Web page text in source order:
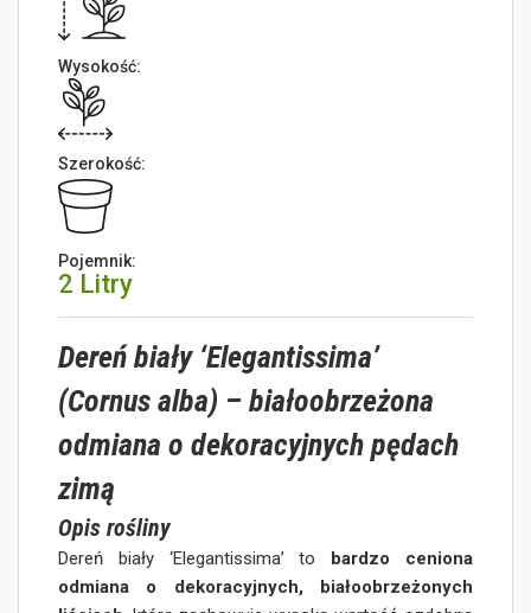
Wysokość:
Szerokość:
Pojemnik:
2 Litry
Dereń biały ‘Elegantissima’
(Cornus alba) – białoobrzeżona
odmiana o dekoracyjnych pędach
zimą
Opis rośliny
Dereń biały ‘Elegantissima’ to
bardzo ceniona
odmiana o dekoracyjnych, białoobrzeżonych